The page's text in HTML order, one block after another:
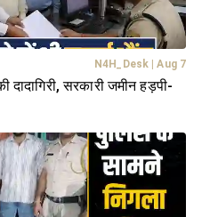
N4H_Desk Aug 7
सरकारी जमीन हड़पी-